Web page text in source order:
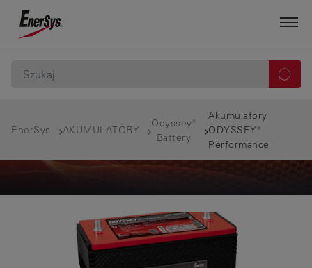
EnerSys AKUMULATORY
Odyssey®
Battery
Akumulatory
ODYSSEY®
Performance